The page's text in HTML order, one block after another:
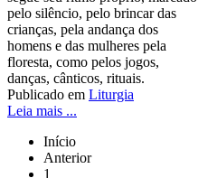
pelo silêncio, pelo brincar das
crianças, pela andança dos
homens e das mulheres pela
floresta, como pelos jogos,
danças, cânticos, rituais.
Publicado em Liturgia
Leia mais ...
Início
Anterior
1